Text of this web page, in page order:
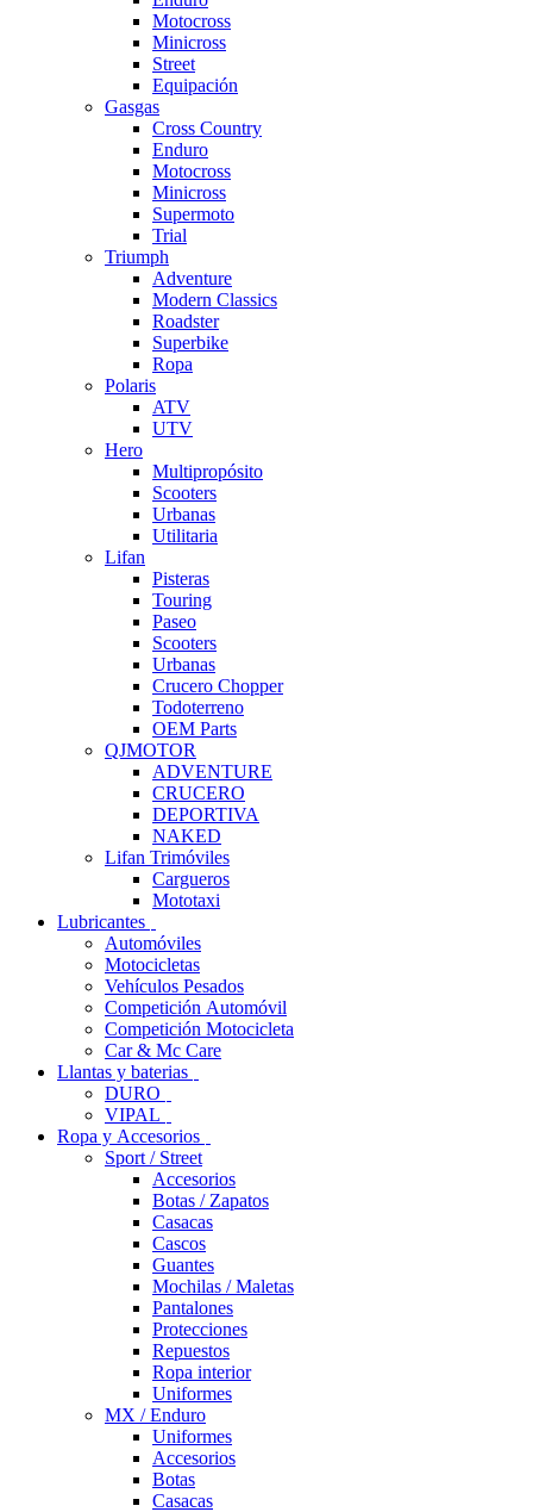
Motocross
Minicross
Street
Equipación
Gasgas
Cross Country
Enduro
Motocross
Minicross
Supermoto
Trial
Triumph
Adventure
Modern Classics
Roadster
Superbike
Ropa
Polaris
ATV
UTV
Hero
Multipropósito
Scooters
Urbanas
Utilitaria
Lifan
Pisteras
Touring
Paseo
Scooters
Urbanas
Crucero Chopper
Todoterreno
OEM Parts
QJMOTOR
ADVENTURE
CRUCERO
DEPORTIVA
NAKED
Lifan Trimóviles
Cargueros
Mototaxi
Lubricantes
Automóviles
Motocicletas
Vehículos Pesados
Competición Automóvil
Competición Motocicleta
Car & Mc Care
Llantas y baterias
DURO
VIPAL
Ropa y Accesorios
Sport / Street
Accesorios
Botas / Zapatos
Casacas
Cascos
Guantes
Mochilas / Maletas
Pantalones
Protecciones
Repuestos
Ropa interior
Uniformes
MX / Enduro
Uniformes
Accesorios
Botas
Casacas